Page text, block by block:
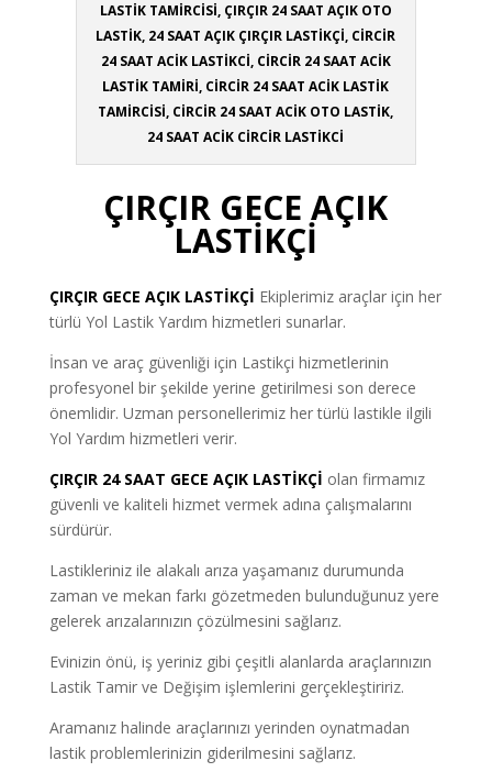
LASTİK TAMİRCİSİ, ÇIRÇIR 24 SAAT AÇIK OTO
LASTİK, 24 SAAT AÇIK ÇIRÇIR LASTİKÇİ, CİRCİR
24 SAAT ACİK LASTİKCİ, CİRCİR 24 SAAT ACİK
LASTİK TAMİRİ, CİRCİR 24 SAAT ACİK LASTİK
TAMİRCİSİ, CİRCİR 24 SAAT ACİK OTO LASTİK,
24 SAAT ACİK CİRCİR LASTİKCİ
ÇIRÇIR GECE AÇIK
LASTİKÇİ
ÇIRÇIR GECE AÇIK LASTİKÇİ Ekiplerimiz araçlar için her
türlü Yol Lastik Yardım hizmetleri sunarlar.
İnsan ve araç güvenliği için Lastikçi hizmetlerinin
profesyonel bir şekilde yerine getirilmesi son derece
önemlidir. Uzman personellerimiz her türlü lastikle ilgili
Yol Yardım hizmetleri verir.
ÇIRÇIR 24 SAAT GECE AÇIK LASTİKÇİ olan firmamız
güvenli ve kaliteli hizmet vermek adına çalışmalarını
sürdürür.
Lastikleriniz ile alakalı arıza yaşamanız durumunda
zaman ve mekan farkı gözetmeden bulunduğunuz yere
gelerek arızalarınızın çözülmesini sağlarız.
Evinizin önü, iş yeriniz gibi çeşitli alanlarda araçlarınızın
Lastik Tamir ve Değişim işlemlerini gerçekleştiririz.
Aramanız halinde araçlarınızı yerinden oynatmadan
lastik problemlerinizin giderilmesini sağlarız.